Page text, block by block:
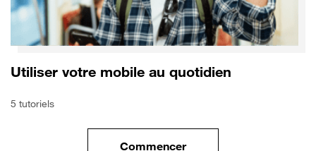
Utiliser votre mobile au quotidien
5 tutoriels
Commencer